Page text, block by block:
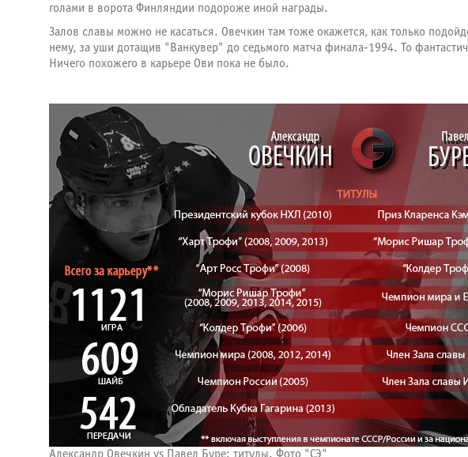
голами в ворота Финляндии подороже иной награды.
Залов славы можно не касаться. Овечкин там тоже окажется, как только
нему, за уши дотащив "Ванкувер" до седьмого матча финала-1994. То
Ничего похожего в карьере Ови пока не было.
Александр Овечкин vs Павел Буре: титулы. Фото "СЭ"